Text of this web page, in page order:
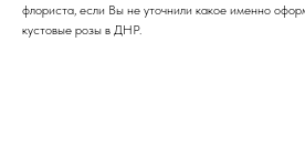
флориста, если Вы не уточнили какое именно
кустовые розы в ДНР.